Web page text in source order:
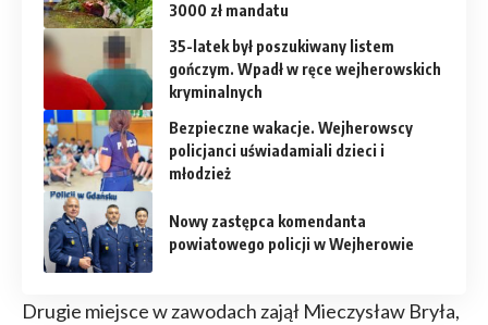
3000 zł mandatu
35-latek był poszukiwany listem
gończym. Wpadł w ręce wejherowskich
kryminalnych
Bezpieczne wakacje. Wejherowscy
policjanci uświadamiali dzieci i
młodzież
Nowy zastępca komendanta
powiatowego policji w Wejherowie
Drugie miejsce w zawodach zajął Mieczysław Bryła,